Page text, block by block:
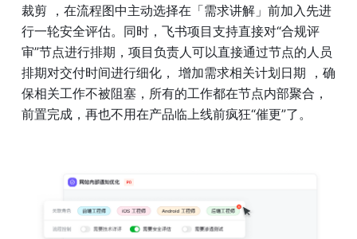
裁剪 ，在流程图中主动选择在「需求讲解」前加入先进
行一轮安全评估。同时，飞书项目支持直接对“合规评
审”节点进行排期，项目负责人可以直接通过节点的人员
排期对交付时间进行细化， 增加需求相关计划日期 ，确
保相关工作不被阻塞，所有的工作都在节点内部聚合，
前置完成，再也不用在产品临上线前疯狂“催更”了。